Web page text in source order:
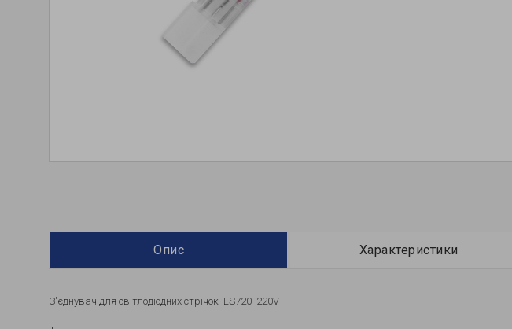
Опис Характеристики
З'єднувач для світлодіодних стрічок LS720 220V